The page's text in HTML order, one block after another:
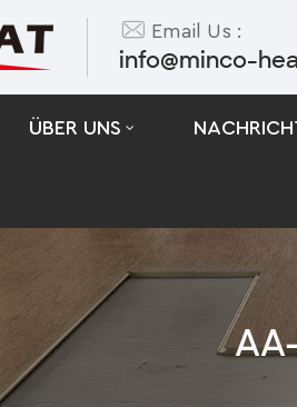
Email Us :
info@minco-
ÜBER UNS